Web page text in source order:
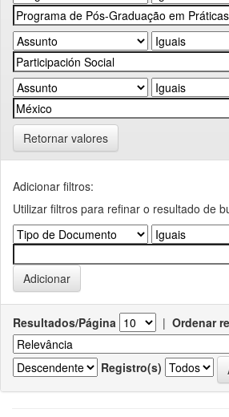
Retornar valores
Adicionar filtros:
Utilizar filtros para refinar o resultado de
Resultados/Página | Ordenar
Registro(s)